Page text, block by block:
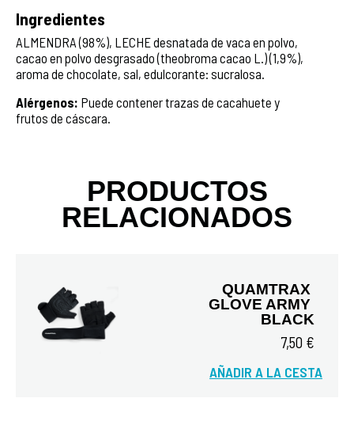
Ingredientes
ALMENDRA (98%), LECHE desnatada de vaca en polvo,
cacao en polvo desgrasado (theobroma cacao L.) (1,9%),
aroma de chocolate, sal, edulcorante: sucralosa.
Alérgenos: Puede contener trazas de cacahuete y
frutos de cáscara.
PRODUCTOS
RELACIONADOS
QUAMTRAX
GLOVE ARMY
BLACK
7,50 €
AÑADIR A LA CESTA